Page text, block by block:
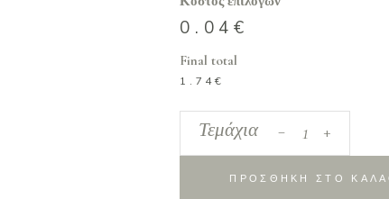
0.04 €
Final total
1.74 €
Κρεμάστρα
Τεμάχια +
ΠΡΟΣΘΗΚΗ ΣΤΟ